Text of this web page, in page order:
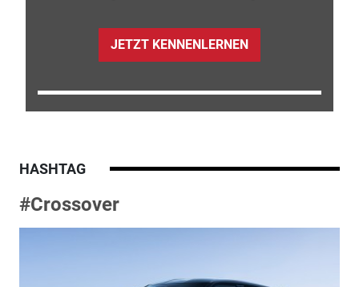
JETZT KENNENLERNEN
HASHTAG
#Crossover